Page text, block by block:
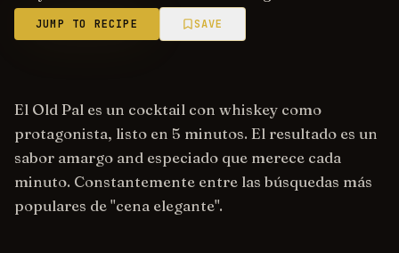
JUMP TO RECIPE SAVE
El Old Pal es un cocktail con whiskey como
protagonista, listo en 5 minutos. El resultado es un
sabor amargo and especiado que merece cada
minuto. Constantemente entre las búsquedas más
populares de "cena elegante".